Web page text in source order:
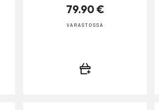
79.90 €
VARASTOSSA